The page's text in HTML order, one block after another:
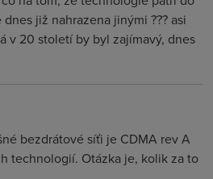
již nahrazena jinými ??? asi
v 20 století by byl zajímavý, dnes
bezdrátové síťi je CDMA rev A
technologií. Otázka je, kolik za to